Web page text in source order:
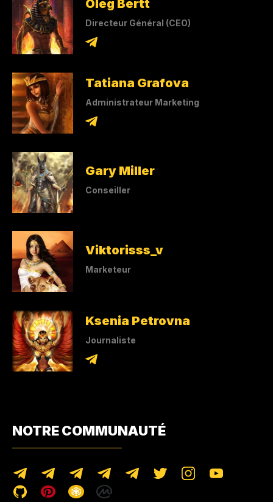
Oleg Bertt
Directeur Général (CEO)
Tatiana Grafova
Administrateur Marketing
Gary Miller
Conseiller
Viktorisss_v
Marketeur
Ksenia Petrovna
Journaliste
NOTRE COMMUNAUTÉ